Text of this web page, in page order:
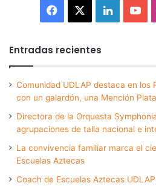
Facebook LinkedIn
Entradas recientes
Comunidad UDLAP destaca en los
con un galardón, una Mención
Directora de la Orquesta
agrupaciones de talla nacional e
La convivencia familiar marca el
Escuelas Aztecas
Coach de Escuelas Aztecas